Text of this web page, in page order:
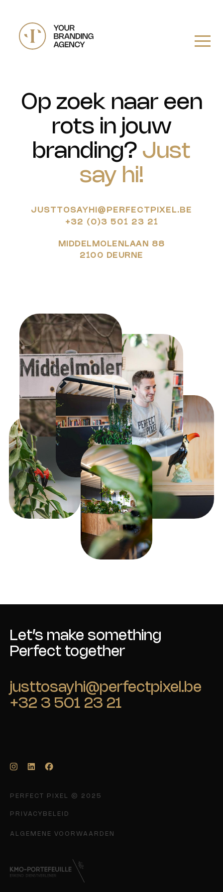
Op zoek naar een
rots in jouw
branding? Just
say hi!
MIDDELMOLENLAAN 88
​​​​​​​2100 DEURNE
JUSTTOSAYHI@PERFECTPIXEL.BE
+32 (0)3 501 23 21
Let’s make something
Perfect together
justtosayhi@perfectpixel.be
+32 3 501 23 21
PERFECT PIXEL © 2025
PRIVACYBELEID
ALGEMENE VOORWAARDEN